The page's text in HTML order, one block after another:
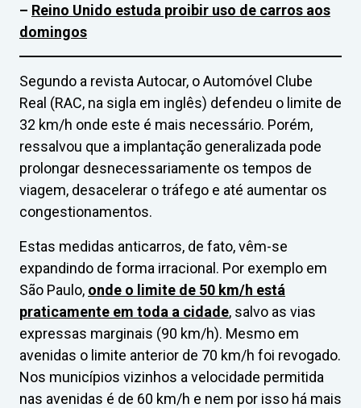
– Reino Unido estuda proibir uso de carros aos
domingos
Segundo a revista Autocar, o Automóvel Clube
Real (RAC, na sigla em inglês) defendeu o limite de
32 km/h onde este é mais necessário. Porém,
ressalvou que a implantação generalizada pode
prolongar desnecessariamente os tempos de
viagem, desacelerar o tráfego e até aumentar os
congestionamentos.
Estas medidas anticarros, de fato, vêm-se
expandindo de forma irracional. Por exemplo em
São Paulo, onde o limite de 50 km/h está
praticamente em toda a cidade, salvo as vias
expressas marginais (90 km/h). Mesmo em
avenidas o limite anterior de 70 km/h foi revogado.
Nos municípios vizinhos a velocidade permitida
nas avenidas é de 60 km/h e nem por isso há mais